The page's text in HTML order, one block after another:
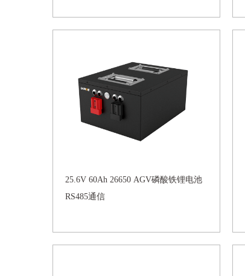
25.6V 60Ah 26650 AGV磷酸铁锂电池
RS485通信